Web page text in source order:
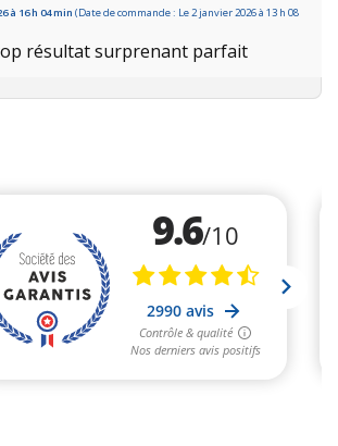
à 16 h 04 min (Date de commande : Le 2 janvier 2026 à 13 h 08
résultat surprenant parfait